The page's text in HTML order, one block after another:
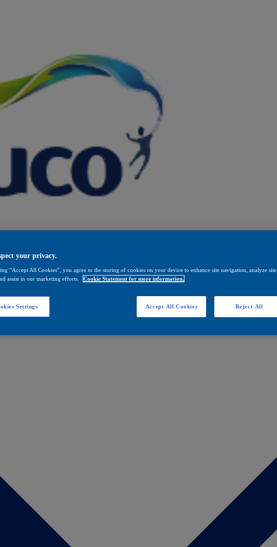
your privacy.
“Accept All Cookies”, you agree to the storing of cookies on your device to enhance site navigation, analyze site
assist in our marketing efforts.
Cookie Statement for more information.
Settings Reject All
Accept All Cookies